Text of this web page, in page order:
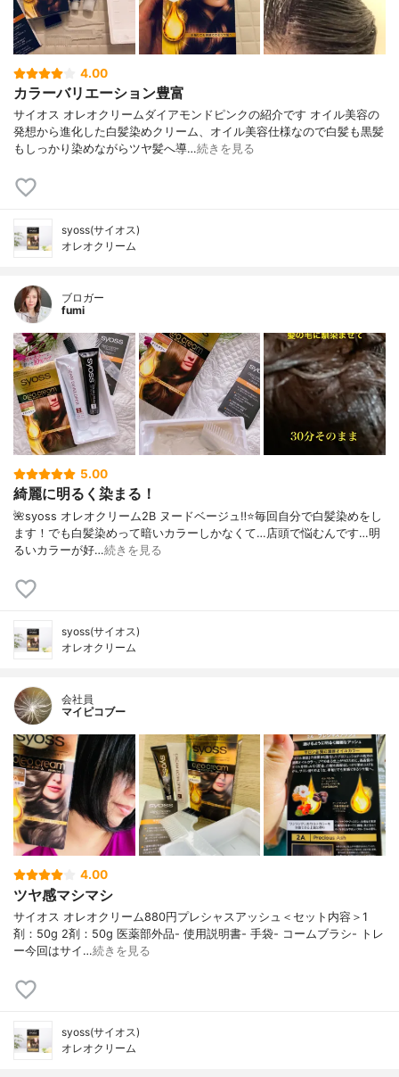
4.00
カラーバリエーション豊富
サイオス オレオクリームダイアモンドピンクの紹介です オイル美容の
発想から進化した白髪染めクリーム、オイル美容仕様なので白髪も黒髪
もしっかり染めながらツヤ髪へ導…続きを見る
syoss(サイオス)
オレオクリーム
ブロガー
fumi
5.00
綺麗に明るく染まる！
🌺syoss オレオクリーム2B ヌードベージュ‼️⭐️毎回自分で白髪染めをし
ます！でも白髪染めって暗いカラーしかなくて…店頭で悩むんです…明
るいカラーが好…続きを見る
syoss(サイオス)
オレオクリーム
会社員
マイピコブー
4.00
ツヤ感マシマシ
サイオス オレオクリーム880円プレシャスアッシュ＜セット内容＞1
剤：50g 2剤：50g 医薬部外品- 使⽤説明書- ⼿袋- コームブラシ- トレ
ー今回はサイ…続きを見る
syoss(サイオス)
オレオクリーム